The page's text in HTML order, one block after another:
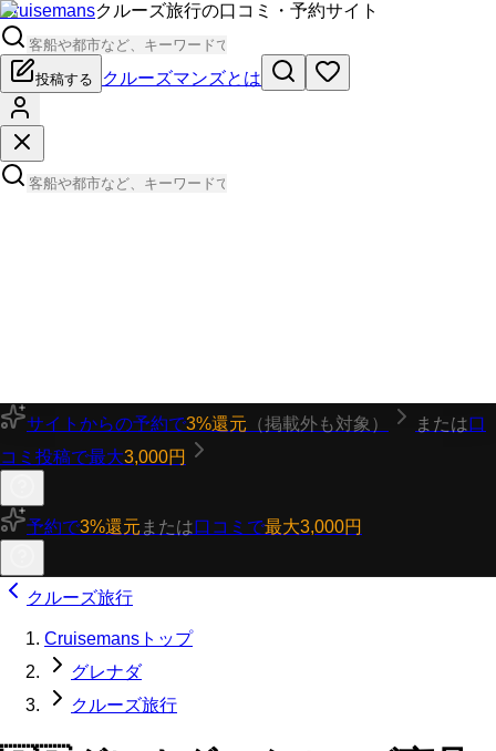
Cruisemansクルーズ旅行の口コミ・予約サイト
投稿する クルーズマンズとは
サイトからの予約で3%還元 （掲載外も対象） または口
コミ投稿で最大3,000円
予約で3%還元 または口コミで最大3,000円
クルーズ旅行
Cruisemansトップ
グレナダ
クルーズ旅行